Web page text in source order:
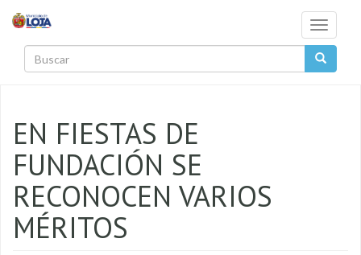
Toggle
EN FIESTAS DE
FUNDACIÓN SE
RECONOCEN VARIOS
MÉRITOS